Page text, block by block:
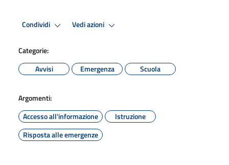
Condividi Vedi azioni
Categorie:
Avvisi
Emergenza Scuola
Argomenti:
Accesso all'informazione
Istruzione
Risposta alle emergenze